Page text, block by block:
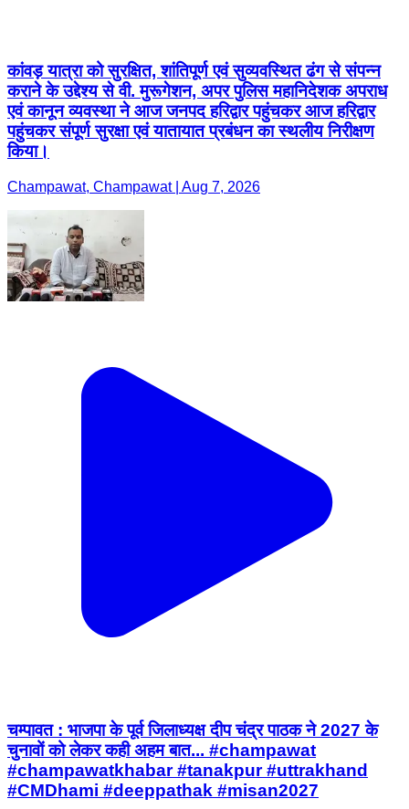
कांवड़ यात्रा को सुरक्षित, शांतिपूर्ण एवं सुव्यवस्थित ढंग से संपन्न
कराने के उद्देश्य से वी. मुरूगेशन, अपर पुलिस महानिदेशक अपराध
एवं कानून व्यवस्था ने आज जनपद हरिद्वार पहुंचकर आज हरिद्वार
पहुंचकर संपूर्ण सुरक्षा एवं यातायात प्रबंधन का स्थलीय निरीक्षण
किया।
Champawat, Champawat | Aug 7, 2026
चम्पावत : भाजपा के पूर्व जिलाध्यक्ष दीप चंद्र पाठक ने 2027 के
चुनावों को लेकर कही अहम बात... #champawat
#champawatkhabar #tanakpur #uttrakhand
#CMDhami #deeppathak #misan2027